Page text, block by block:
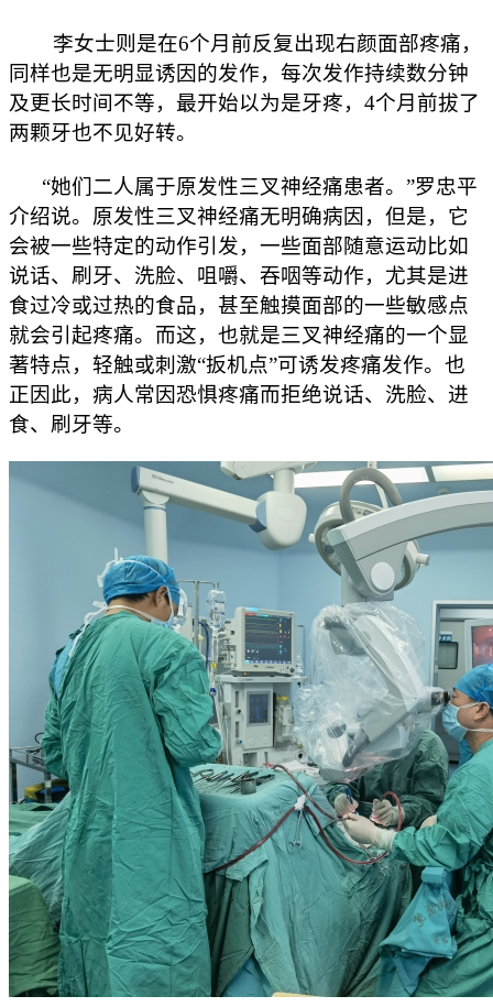
李女士则是在6个月前反复出现右颜面部疼痛，
同样也是无明显诱因的发作，每次发作持续数分钟
及更长时间不等，最开始以为是牙疼，4个月前拔了
两颗牙也不见好转。
“她们二人属于原发性三叉神经痛患者。”罗忠平
介绍说。原发性三叉神经痛无明确病因，但是，它
会被一些特定的动作引发，一些面部随意运动比如
说话、刷牙、洗脸、咀嚼、吞咽等动作，尤其是进
食过冷或过热的食品，甚至触摸面部的一些敏感点
就会引起疼痛。而这，也就是三叉神经痛的一个显
著特点，轻触或刺激“扳机点”可诱发疼痛发作。也
正因此，病人常因恐惧疼痛而拒绝说话、洗脸、进
食、刷牙等。